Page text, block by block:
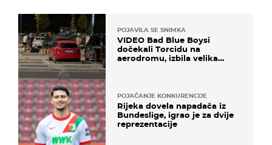
POJAVILA SE SNIMKA
VIDEO Bad Blue Boysi
dočekali Torcidu na
aerodromu, izbila velika
POJAČANJE KONKURENCIJE
Rijeka dovela napadača iz
Bundeslige, igrao je za dvije
reprezentacije